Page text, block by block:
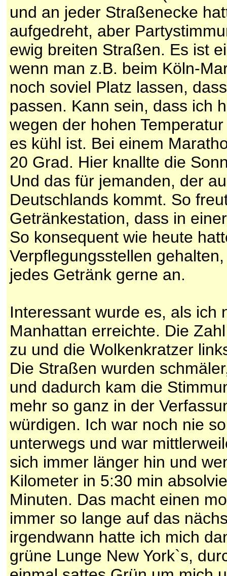
und an jeder Straßenecke
aufgedreht, aber
ewig breiten Straßen. Es ist
wenn man z.B. beim Köln-
noch soviel Platz lassen,
passen. Kann sein, dass ich
wegen der hohen
es kühl ist. Bei einem
20 Grad. Hier knallte die
Und das für jemanden, der
Deutschlands kommt. So
Getränkestation, dass in
So konsequent wie heute
Verpflegungsstellen
jedes Getränk gerne an.
Interessant wurde es, als ich
Manhattan erreichte. Die
zu und die Wolkenkratzer
Die Straßen wurden
und dadurch kam die
mehr so ganz in der
würdigen. Ich war noch nie
unterwegs und war
sich immer länger hin und
Kilometer in 5:30 min
Minuten. Das macht einen
immer so lange auf das
irgendwann hatte ich mich
grüne Lunge New York`s,